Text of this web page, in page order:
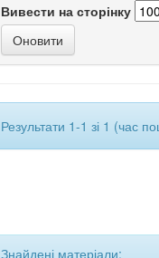
Вивести на сторінку
Результати 1-1 зі 1 (час
Знайдені матеріали: